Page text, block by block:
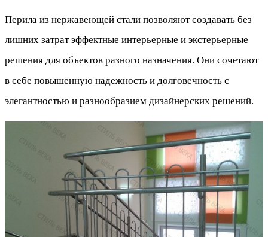
Перила из нержавеющей стали позволяют создавать без
лишних затрат эффектные интерьерные и экстерьерные
решения для объектов разного назначения. Они сочетают
в себе повышенную надежность и долговечность с
элегантностью и разнообразием дизайнерских решений.